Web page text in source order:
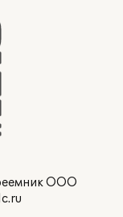
ООО